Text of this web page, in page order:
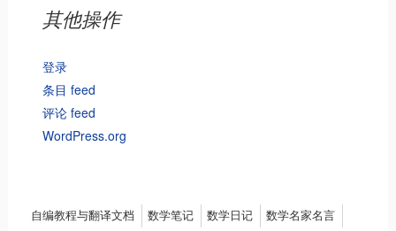
其他操作
登录
条目 feed
评论 feed
WordPress.org
自编教程与翻译文档 数学笔记 数学日记 数学名家名言